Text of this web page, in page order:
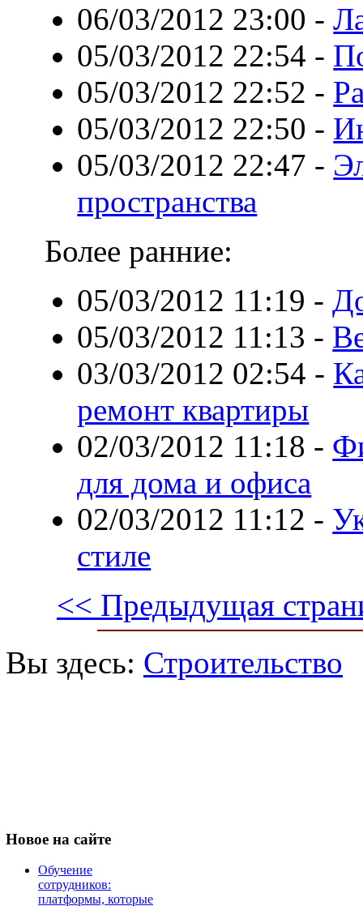
06/03/2012 23:00 -
05/03/2012 22:54 -
05/03/2012 22:52 -
05/03/2012 22:50 -
05/03/2012 22:47 -
пространства
Более ранние:
05/03/2012 11:19 -
05/03/2012 11:13 -
03/03/2012 02:54 -
ремонт квартиры
02/03/2012 11:18 -
для дома и офиса
02/03/2012 11:12 -
стиле
<< Предыдущая
Вы здесь: Строительство
Новое на сайте
Обучение
сотрудников:
платформы, которые